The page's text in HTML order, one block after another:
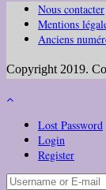
Nous contacter
Mentions
Anciens
Copyright 2019.
Lost Password
Login
Register